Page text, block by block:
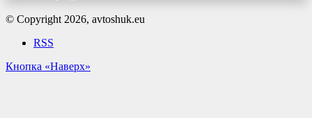
© Copyright 2026, avtoshuk.eu
RSS
Кнопка «Наверх»